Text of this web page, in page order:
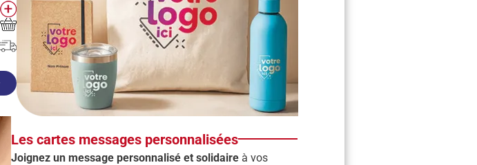
Les cartes messages personnalisées
Joignez un message personnalisé et solidaireà vos